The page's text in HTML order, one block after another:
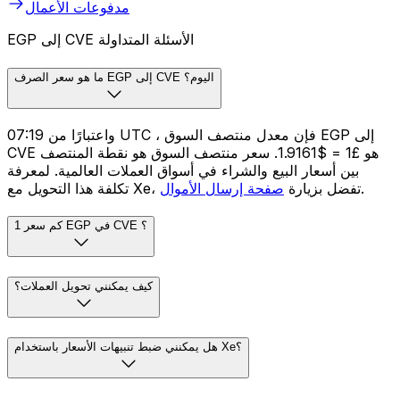
مدفوعات الأعمال
EGP إلى CVE الأسئلة المتداولة
ما هو سعر الصرف EGP إلى CVE اليوم؟
واعتبارًا من 07:19 UTC ، فإن معدل منتصف السوق EGP إلى
CVE هو £1 = $1.9161. سعر منتصف السوق هو نقطة المنتصف
بين أسعار البيع والشراء في أسواق العملات العالمية. لمعرفة
تكلفة هذا التحويل مع Xe، تفضل بزيارة صفحة إرسال الأموال .
كم سعر 1 EGP في CVE ؟
كيف يمكنني تحويل العملات؟
هل يمكنني ضبط تنبيهات الأسعار باستخدام Xe؟